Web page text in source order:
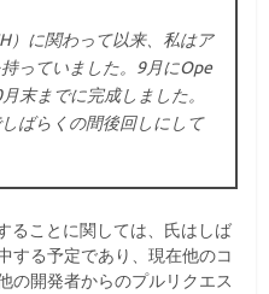
）に関わって以来、私はア
っていました。9月にOpe
末までに完成しました。
ばらくの間後回しにして
ることに関しては、氏はしば
する予定であり、現在他のコ
の開発者からのプルリクエス